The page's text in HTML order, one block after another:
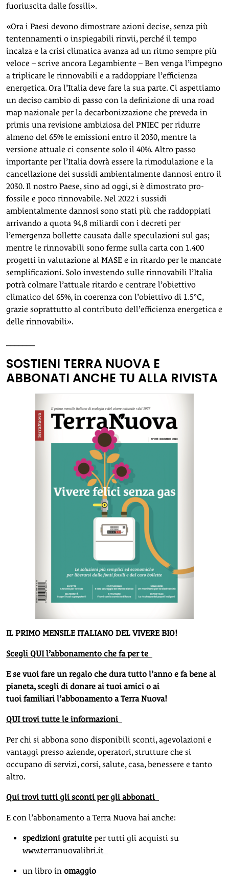
fuoriuscita dalle fossili».
«Ora i Paesi devono dimostrare azioni decise, senza più
tentennamenti o inspiegabili rinvii, perché il tempo
incalza e la crisi climatica avanza ad un ritmo sempre più
veloce – scrive ancora Legambiente – Ben venga l’impegno
a triplicare le rinnovabili e a raddoppiare l’efficienza
energetica. Ora l’Italia deve fare la sua parte. Ci aspettiamo
un deciso cambio di passo con la definizione di una road
map nazionale per la decarbonizzazione che preveda in
primis una revisione ambiziosa del PNIEC per ridurre
almeno del 65% le emissioni entro il 2030, mentre la
versione attuale ci consente solo il 40%. Altro passo
importante per l’Italia dovrà essere la rimodulazione e la
cancellazione dei sussidi ambientalmente dannosi entro il
2030. Il nostro Paese, sino ad oggi, si è dimostrato pro-
fossile e poco rinnovabile. Nel 2022 i sussidi
ambientalmente dannosi sono stati più che raddoppiati
arrivando a quota 94,8 miliardi con i decreti per
l’emergenza bollette causata dalle speculazioni sul gas;
mentre le rinnovabili sono ferme sulla carta con 1.400
progetti in valutazione al MASE e in ritardo per le mancate
semplificazioni. Solo investendo sulle rinnovabili l’Italia
potrà colmare l’attuale ritardo e centrare l’obiettivo
climatico del 65%, in coerenza con l’obiettivo di 1.5°C,
grazie soprattutto al contributo dell’efficienza energetica e
delle rinnovabili».
SOSTIENI TERRA NUOVA E
ABBONATI ANCHE TU ALLA RIVISTA
IL PRIMO MENSILE ITALIANO DEL VIVERE BIO!
Scegli QUI l’abbonamento che fa per te
E se vuoi fare un regalo che dura tutto l’anno e fa bene al
pianeta, scegli di donare ai tuoi amici o ai
tuoi familiari l’abbonamento a Terra Nuova!
QUI trovi tutte le informazioni
Per chi si abbona sono disponibili sconti, agevolazioni e
vantaggi presso aziende, operatori, strutture che si
occupano di servizi, corsi, salute, casa, benessere e tanto
altro.
Qui trovi tutti gli sconti per gli abbonati
E con l’abbonamento a Terra Nuova hai anche:
spedizioni gratuite per tutti gli acquisti su
www.terranuovalibri.it
un libro in omaggio